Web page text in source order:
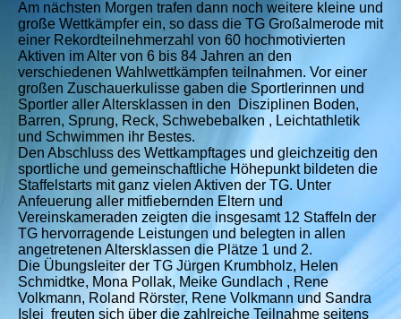
Am nächsten Morgen trafen dann noch weitere kleine und
große Wettkämpfer ein, so dass die TG Großalmerode mit
einer Rekordteilnehmerzahl von 60 hochmotivierten
Aktiven im Alter von 6 bis 84 Jahren an den
verschiedenen Wahlwettkämpfen teilnahmen. Vor einer
großen Zuschauerkulisse gaben die Sportlerinnen und
Sportler aller Altersklassen in den Disziplinen Boden,
Barren, Sprung, Reck, Schwebebalken , Leichtathletik
und Schwimmen ihr Bestes.
Den Abschluss des Wettkampftages und gleichzeitig den
sportliche und gemeinschaftliche Höhepunkt bildeten die
Staffelstarts mit ganz vielen Aktiven der TG. Unter
Anfeuerung aller mitfiebernden Eltern und
Vereinskameraden zeigten die insgesamt 12 Staffeln der
TG hervorragende Leistungen und belegten in allen
angetretenen Altersklassen die Plätze 1 und 2.
Die Übungsleiter der TG Jürgen Krumbholz, Helen
Schmidtke, Mona Pollak, Meike Gundlach , Rene
Volkmann, Roland Rörster, Rene Volkmann und Sandra
Islei freuten sich über die zahlreiche Teilnahme seitens